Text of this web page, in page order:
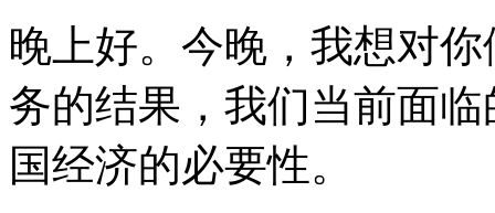
晚上好。今晚，我想对
务的结果，我们当前面
国经济的必要性。